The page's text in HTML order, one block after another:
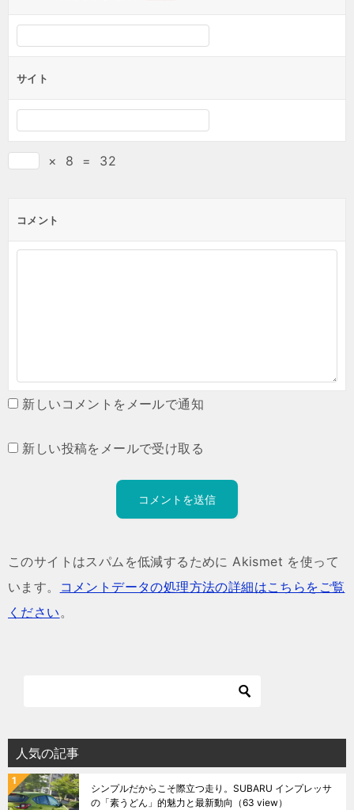
サイト
× 8 = 32
コメント
新しいコメントをメールで通知
新しい投稿をメールで受け取る
このサイトはスパムを低減するために Akismet を使って
います。
コメントデータの処理方法の詳細はこちらをご覧
ください。
人気の記事
シンプルだからこそ際立つ走り。SUBARU インプレッサ
の「素うどん」的魅力と最新動向 （63 view）